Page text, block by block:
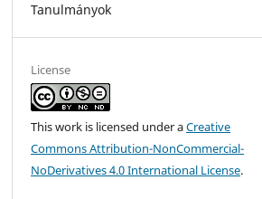
Tanulmányok
License
This work is licensed under aCreative
Commons Attribution-NonCommercial-
NoDerivatives 4.0 International License.